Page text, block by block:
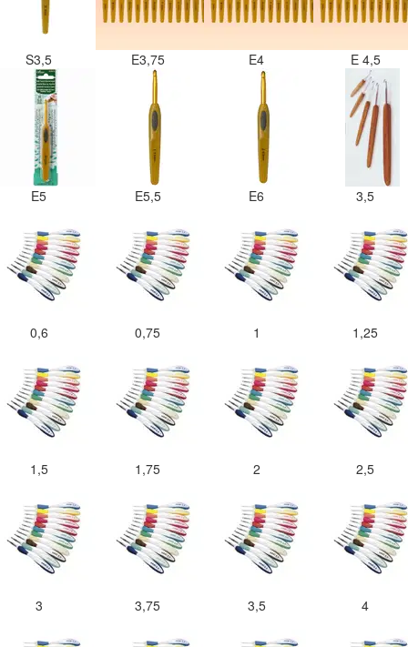
S3,5 E3,75 E4 E 4,5
E5 E5,5 E6 3,5
0,6 0,75 1 1,25
1,5 1,75 2 2,5
3 3,75 3,5 4